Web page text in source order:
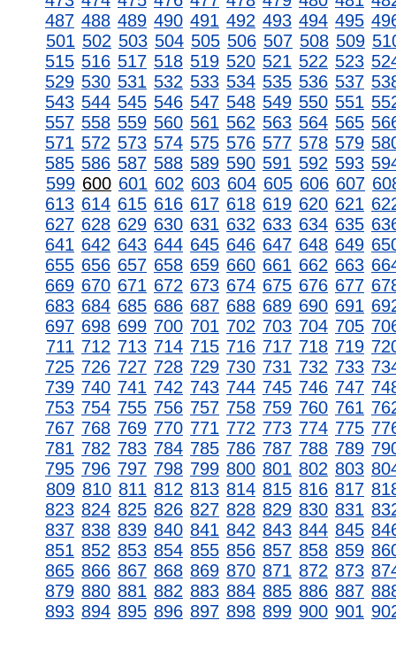
487 488 489 490 491 492 493 494 495
501 502 503 504 505 506 507 508 509
515 516 517 518 519 520 521 522 523
529 530 531 532 533 534 535 536 537
543 544 545 546 547 548 549 550 551
557 558 559 560 561 562 563 564 565
571 572 573 574 575 576 577 578 579
585 586 587 588 589 590 591 592 593
599 600 601 602 603 604 605 606 607
613 614 615 616 617 618 619 620 621
627 628 629 630 631 632 633 634 635
641 642 643 644 645 646 647 648 649
655 656 657 658 659 660 661 662 663
669 670 671 672 673 674 675 676 677
683 684 685 686 687 688 689 690 691
697 698 699 700 701 702 703 704 705
711 712 713 714 715 716 717 718 719
725 726 727 728 729 730 731 732 733
739 740 741 742 743 744 745 746 747
753 754 755 756 757 758 759 760 761
767 768 769 770 771 772 773 774 775
781 782 783 784 785 786 787 788 789
795 796 797 798 799 800 801 802 803
809 810 811 812 813 814 815 816 817
823 824 825 826 827 828 829 830 831
837 838 839 840 841 842 843 844 845
851 852 853 854 855 856 857 858 859
865 866 867 868 869 870 871 872 873
879 880 881 882 883 884 885 886 887
893 894 895 896 897 898 899 900 901